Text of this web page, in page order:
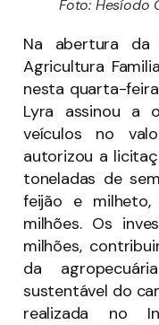
Foto: Hesíodo
Na abertura
Agricultura
nesta quarta-
Lyra assinou a
veículos no
autorizou a
toneladas de
feijão e
milhões. Os
milhões,
da
sustentável do
realizada no